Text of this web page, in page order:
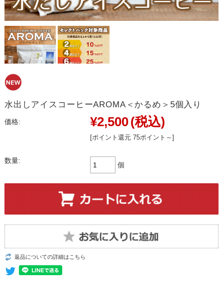
水出しアイスコーヒーAROMA＜かるめ＞5個入り
価格: ¥2,500(税込)
[ポイント還元 75ポイント～]
数量:
個
返品についての詳細はこちら